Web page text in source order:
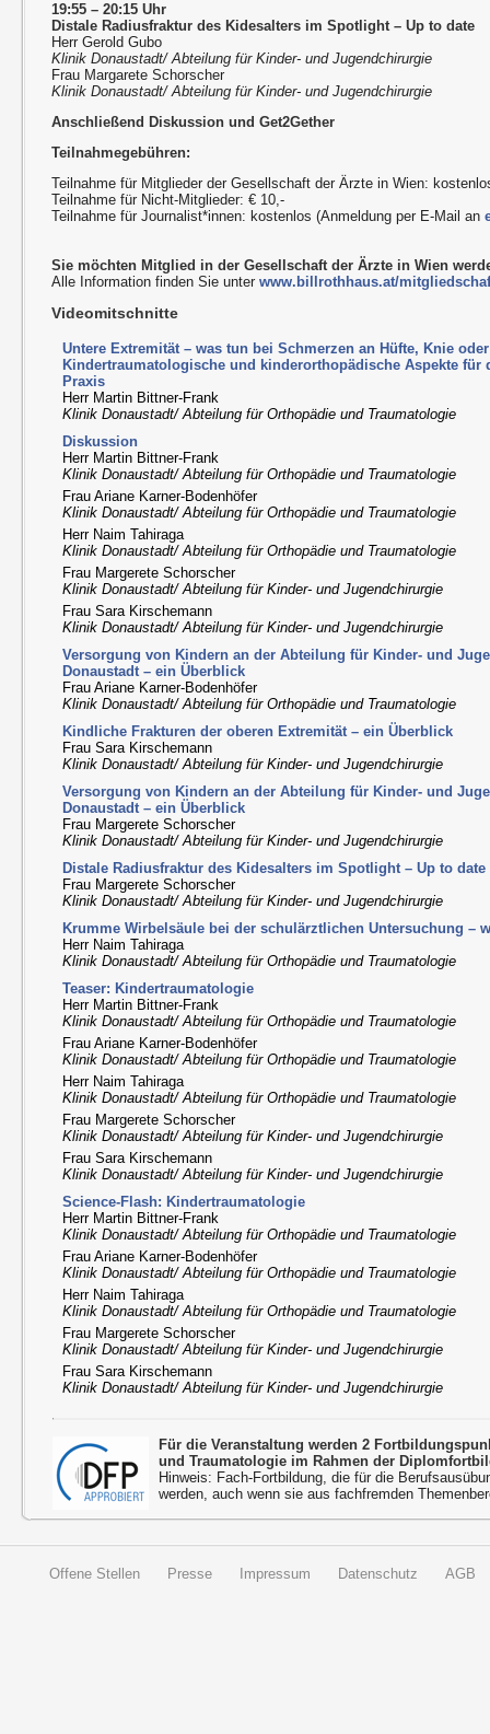
19:55 – 20:15 Uhr
Distale Radiusfraktur des Kidesalters im Spotlight – Up to date
Herr Gerold Gubo
Klinik Donaustadt/ Abteilung für Kinder- und Jugendchirurgie
Frau Margarete Schorscher
Klinik Donaustadt/ Abteilung für Kinder- und Jugendchirurgie
Anschließend Diskussion und Get2Gether
Teilnahmegebühren:
Teilnahme für Mitglieder der Gesellschaft der Ärzte in Wien:
Teilnahme für Nicht-Mitglieder: € 10,-
Teilnahme für Journalist*innen: kostenlos (Anmeldung per E-Mail an
Sie möchten Mitglied in der Gesellschaft der Ärzte in Wien
Alle Information finden Sie unterwww.billrothhaus.at/
Videomitschnitte
Untere Extremität – was tun bei Schmerzen an Hüfte, Knie
Kindertraumatologische und kinderorthopädische Aspekte
Praxis
Herr Martin Bittner-Frank
Klinik Donaustadt/ Abteilung für Orthopädie und Traumatologie
Diskussion
Herr Martin Bittner-Frank
Klinik Donaustadt/ Abteilung für Orthopädie und Traumatologie
Frau Ariane Karner-Bodenhöfer
Klinik Donaustadt/ Abteilung für Orthopädie und Traumatologie
Herr Naim Tahiraga
Klinik Donaustadt/ Abteilung für Orthopädie und Traumatologie
Frau Margerete Schorscher
Klinik Donaustadt/ Abteilung für Kinder- und Jugendchirurgie
Frau Sara Kirschemann
Klinik Donaustadt/ Abteilung für Kinder- und Jugendchirurgie
Versorgung von Kindern an der Abteilung für Kinder- und
Donaustadt – ein Überblick
Frau Ariane Karner-Bodenhöfer
Klinik Donaustadt/ Abteilung für Orthopädie und Traumatologie
Kindliche Frakturen der oberen Extremität – ein Überblick
Frau Sara Kirschemann
Klinik Donaustadt/ Abteilung für Kinder- und Jugendchirurgie
Versorgung von Kindern an der Abteilung für Kinder- und
Donaustadt – ein Überblick
Frau Margerete Schorscher
Klinik Donaustadt/ Abteilung für Kinder- und Jugendchirurgie
Distale Radiusfraktur des Kidesalters im Spotlight – Up to date
Frau Margerete Schorscher
Klinik Donaustadt/ Abteilung für Kinder- und Jugendchirurgie
Krumme Wirbelsäule bei der schulärztlichen Untersuchung –
Herr Naim Tahiraga
Klinik Donaustadt/ Abteilung für Orthopädie und Traumatologie
Teaser: Kindertraumatologie
Herr Martin Bittner-Frank
Klinik Donaustadt/ Abteilung für Orthopädie und Traumatologie
Frau Ariane Karner-Bodenhöfer
Klinik Donaustadt/ Abteilung für Orthopädie und Traumatologie
Herr Naim Tahiraga
Klinik Donaustadt/ Abteilung für Orthopädie und Traumatologie
Frau Margerete Schorscher
Klinik Donaustadt/ Abteilung für Kinder- und Jugendchirurgie
Frau Sara Kirschemann
Klinik Donaustadt/ Abteilung für Kinder- und Jugendchirurgie
Science-Flash: Kindertraumatologie
Herr Martin Bittner-Frank
Klinik Donaustadt/ Abteilung für Orthopädie und Traumatologie
Frau Ariane Karner-Bodenhöfer
Klinik Donaustadt/ Abteilung für Orthopädie und Traumatologie
Herr Naim Tahiraga
Klinik Donaustadt/ Abteilung für Orthopädie und Traumatologie
Frau Margerete Schorscher
Klinik Donaustadt/ Abteilung für Kinder- und Jugendchirurgie
Frau Sara Kirschemann
Klinik Donaustadt/ Abteilung für Kinder- und Jugendchirurgie
Für die Veranstaltung werden 2
und Traumatologie im Rahmen der
Hinweis: Fach-Fortbildung, die für die
werden, auch wenn sie aus fachfremden
Offene Stellen Presse Impressum Datenschutz AGB